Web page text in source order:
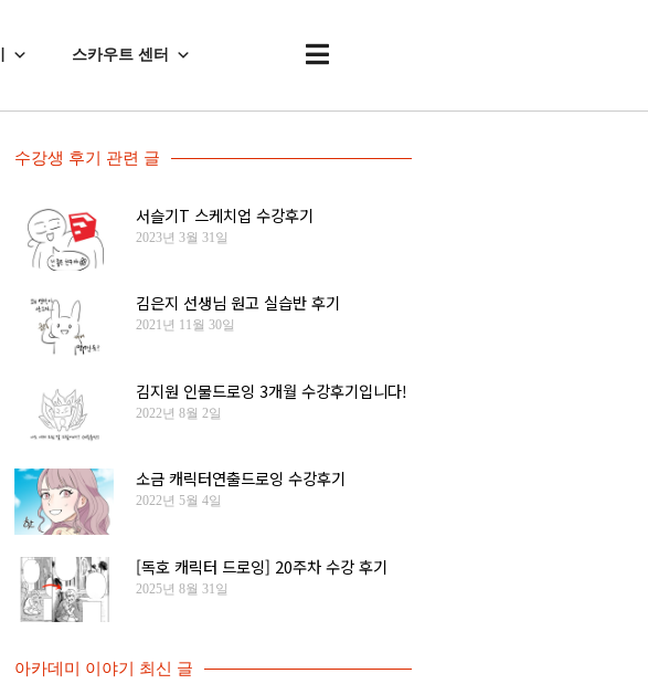
스카우트 센터
수강생 후기 관련 글
서슬기T 스케치업 수강후기
2023년 3월 31일
김은지 선생님 원고 실습반 후기
2021년 11월 30일
김지원 인물드로잉 3개월 수강후기입니다!
2022년 8월 2일
소금 캐릭터연출드로잉 수강후기
2022년 5월 4일
[독호 캐릭터 드로잉] 20주차 수강 후기
2025년 8월 31일
아카데미 이야기 최신 글